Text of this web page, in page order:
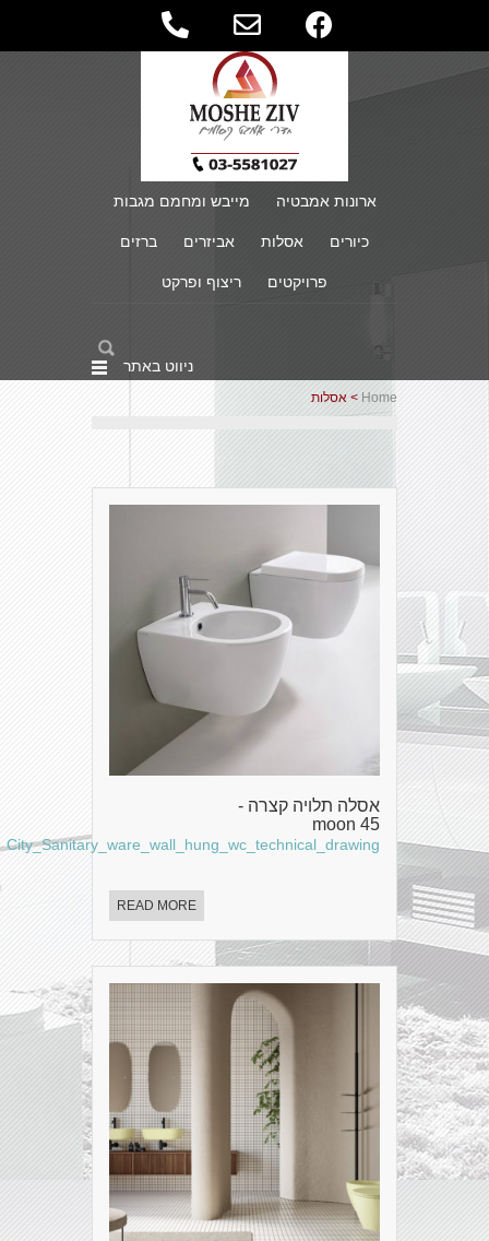
ארונות אמבטיה מייבש ומחמם מגבות
כיורים אסלות אביזרים ברזים
פרויקטים ריצוף ופרקט
ניווט באתר
Home > אסלות
אסלה תלויה קצרה -
moon 45
City_Sanitary_ware_wall_hung_wc_technical_drawing
READ MORE